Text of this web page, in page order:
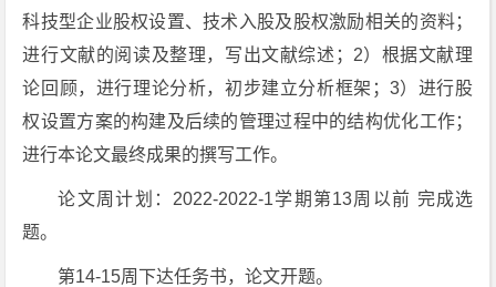
科技型企业股权设置、技术入股及股权激励相关的资料；
进行文献的阅读及整理，写出文献综述；2）根据文献理
论回顾，进行理论分析，初步建立分析框架；3）进行股
权设置方案的构建及后续的管理过程中的结构优化工作；
进行本论文最终成果的撰写工作。
论文周计划：2022-2022-1学期第13周以前 完成选
题。
第14-15周下达任务书，论文开题。